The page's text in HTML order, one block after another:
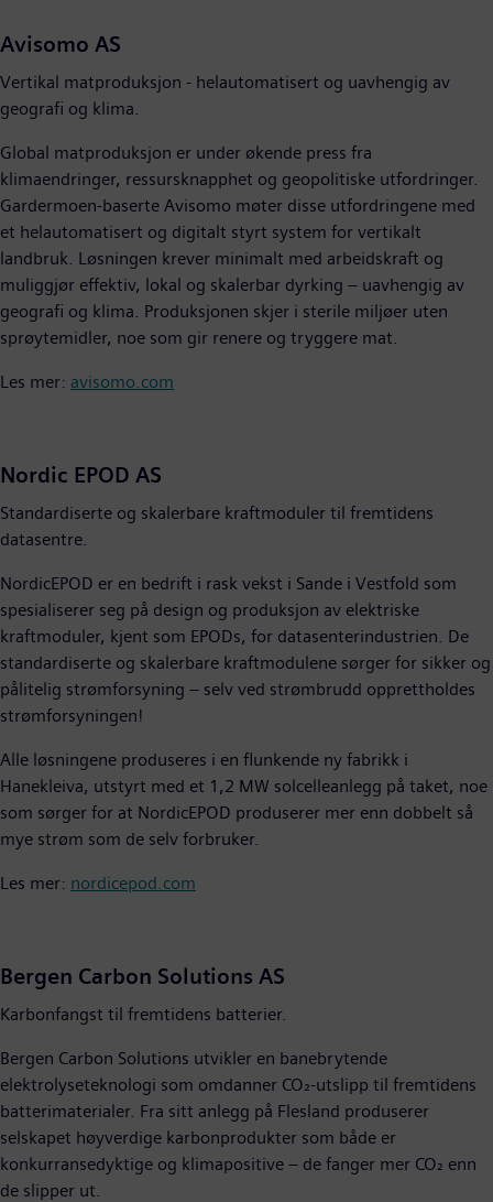
Avisomo AS
Vertikal matproduksjon - helautomatisert og uavhengig av
geografi og klima.
Global matproduksjon er under økende press fra
klimaendringer, ressursknapphet og geopolitiske utfordringer.
Gardermoen-baserte Avisomo møter disse utfordringene med
et helautomatisert og digitalt styrt system for vertikalt
landbruk. Løsningen krever minimalt med arbeidskraft og
muliggjør effektiv, lokal og skalerbar dyrking – uavhengig av
geografi og klima. Produksjonen skjer i sterile miljøer uten
sprøytemidler, noe som gir renere og tryggere mat.
Les mer: avisomo.com
Nordic EPOD AS
Standardiserte og skalerbare kraftmoduler til fremtidens
datasentre.
NordicEPOD er en bedrift i rask vekst i Sande i Vestfold som
spesialiserer seg på design og produksjon av elektriske
kraftmoduler, kjent som EPODs, for datasenterindustrien. De
standardiserte og skalerbare kraftmodulene sørger for sikker og
pålitelig strømforsyning – selv ved strømbrudd opprettholdes
strømforsyningen!
Alle løsningene produseres i en flunkende ny fabrikk i
Hanekleiva, utstyrt med et 1,2 MW solcelleanlegg på taket, noe
som sørger for at NordicEPOD produserer mer enn dobbelt så
mye strøm som de selv forbruker.
Les mer: nordicepod.com
Bergen Carbon Solutions AS
Karbonfangst til fremtidens batterier.
Bergen Carbon Solutions utvikler en banebrytende
elektrolyseteknologi som omdanner CO₂-utslipp til fremtidens
batterimaterialer. Fra sitt anlegg på Flesland produserer
selskapet høyverdige karbonprodukter som både er
konkurransedyktige og klimapositive – de fanger mer CO₂ enn
de slipper ut.